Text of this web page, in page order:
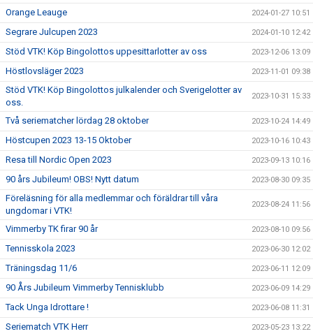
Orange Leauge 2024-01-27 10:51
Segrare Julcupen 2023 2024-01-10 12:42
Stöd VTK! Köp Bingolottos uppesittarlotter av oss 2023-12-06 13:09
Höstlovsläger 2023 2023-11-01 09:38
Stöd VTK! Köp Bingolottos julkalender och Sverigelotter av
oss.
2023-10-31 15:33
Två seriematcher lördag 28 oktober 2023-10-24 14:49
Höstcupen 2023 13-15 Oktober 2023-10-16 10:43
Resa till Nordic Open 2023 2023-09-13 10:16
90 års Jubileum! OBS! Nytt datum 2023-08-30 09:35
Föreläsning för alla medlemmar och föräldrar till våra
ungdomar i VTK!
2023-08-24 11:56
Vimmerby TK firar 90 år 2023-08-10 09:56
Tennisskola 2023 2023-06-30 12:02
Träningsdag 11/6 2023-06-11 12:09
90 Års Jubileum Vimmerby Tennisklubb 2023-06-09 14:29
Tack Unga Idrottare ! 2023-06-08 11:31
Seriematch VTK Herr 2023-05-23 13:22